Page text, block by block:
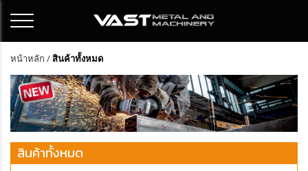
หน้าหลัก /สินค้าทั้งหมด
สินค้าทั้งหมด